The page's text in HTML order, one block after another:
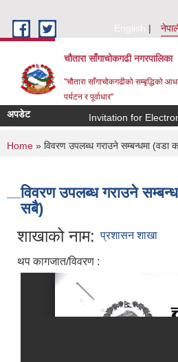
English
चौतारा साँगाचोकगढी नगरपालिका
"चौतारा साँगाचोकगढीको सम्बृद्धिको
पर्यटन र पूर्वाधार"
अपडेट Invitation for Electronic
You are here
Home » विवरण उपलब्ध गराउने सम्बन्धमा (वडा
विवरण उपलब्ध गराउने
सबै)
शाखाको नाम: प्रशासन शाखा
थप कागजात/विवरण :